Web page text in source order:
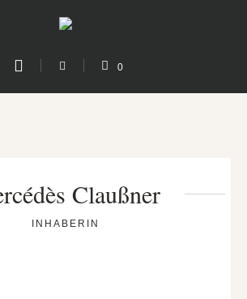
0
Claußner
INHABERIN